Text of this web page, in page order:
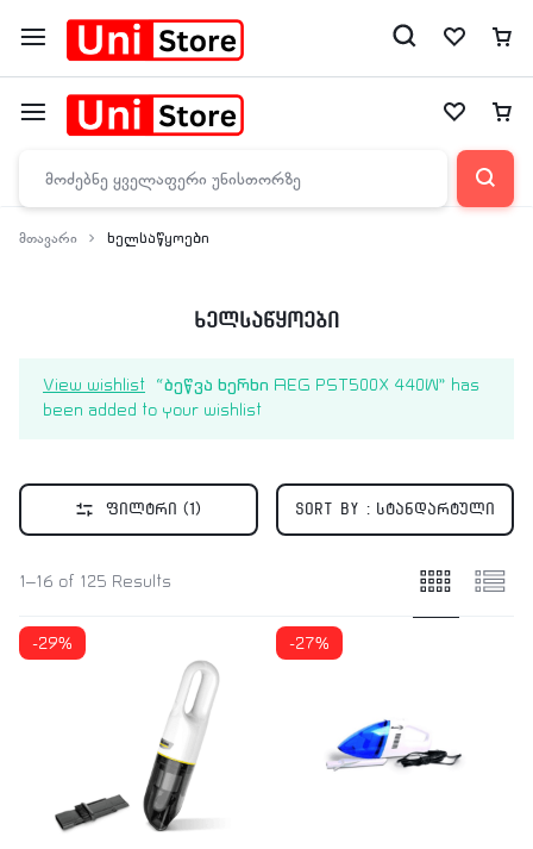
მთავარი ხელსაწყოები
ხელსაწყოები
View wishlist
“ბეწვა ხერხი AEG PST500X 440W” has
been added to your wishlist
ფილტრი (1) Sort by : სტანდარტული
1–16 of 125 Results
-29% -27%